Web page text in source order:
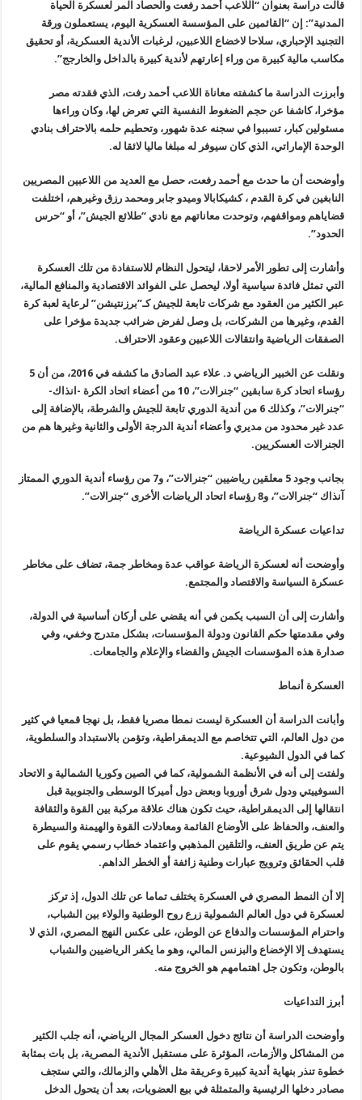
قالت دراسة بعنوان “اللاعب أحمد رفعت والحصاد المر لعسكرة الحياة
المدنية”: إن “القائمين على المؤسسة العسكرية اليوم، يستعملون ورقة
التجنيد الإحباري، سلاحا لاخضاع اللاعبين، لرغبات الأندية العسكرية، أو تحقيق
مكاسب مالية كبيرة من وراء إعارتهم لأندية كبيرة بالداخل والخارجج”.
وأبرزت الدراسة ما كشفته معاناة اللاعب أحمد رفت، الذي فقدته مصر
مؤخرا، كاشفا عن حجم الضغوط النفسية التي تعرض لها، وكان وراءها
مسئولين كبار، تسببوا في سجنه عدة شهور، وتحطيم حلمه بالاحتراف بنادي
الوحدة الإماراتي، الذي كان سيوفر له مبلغا ماليا لائقا له.
وأوضحت أن ما حدث مع أحمد رفعت، حصل مع العديد من اللاعبين المصريين
النابغين في كرة القدم ، كشيكابالا وميدو جابر ومحمد رزق وغيرهم، اختلفت
قضاياهم ومواقفهم، وتوحدت معاناتهم مع نادي “طلائع الجيش”، أو “حرس
الحدود”.
وأشارت إلى تطور الأمر لاحقا، ليتحول النظام للاستفادة من تلك العسكرة
التي تمثل فائدة سياسية أولا، ليحصل على الفوائد الاقتصادية والمنافع المالية،
عبر الكثير من العقود مع شركات تابعة للجيش كـ”برزنتيشن” لرعاية لعبة كرة
القدم، وغيرها من الشركات، بل وصل لفرض ضرائب جديدة مؤخرا على
الصفقات الرياضية وانتقالات اللاعبين وعقود الاحتراف.
ونقلت عن الخبير الرياضي د. علاء عبد الصادق ما كشفه في 2016، من أن 5
رؤساء اتحاد كرة سابقين “جنرالات”، 10 من أعضاء اتحاد الكرة -انذاك-
“جنرالات”، وكذلك 6 من أندية الدوري تابعة للجيش والشرطة، بالإضافة إلى
عدد غير محدود من مديري وأعضاء أندية الدرجة الأولى والثانية وغيرها هم من
الجنرالات العسكريين.
بجانب وجود 5 معلقين رياضيين “جنرالات”، و7 من رؤساء أندية الدوري الممتاز
آنذاك “جنرالات”، و8 رؤساء اتحاد الرياضات الأخرى “جنرالات”.
تداعيات عسكرة الرياضة
وأوضحت أنه لعسكرة الرياضة عواقب عدة ومخاطر جمة، تضاف على مخاطر
عسكرة السياسة والاقتصاد والمجتمع.
وأشارت إلى أن السبب يكمن في أنه يقضي على أركان أساسية في الدولة،
وفي مقدمتها حكم القانون ودولة المؤسسات، بشكل متدرج وخفي، وفي
صدارة هذه المؤسسات الجيش والقضاء والإعلام والجامعات.
العسكرة أنماط
وأبانت الدراسة أن العسكرة ليست نمطا مصريا فقط، بل نهجا قمعيا في كثير
من دول العالم، التي تتخاصم مع الديمقراطية، وتؤمن بالاستبداد والسلطوية،
كما في الدول الشيوعية.
ولفتت إلى أنه في الأنظمة الشمولية، كما في الصين وكوريا الشمالية و الاتحاد
السوفييتي ودول شرق أوروبا وبعض دول أميركا الوسطى والجنوبية قبل
انتقالها إلى الديمقراطية، حيث تكون هناك علاقة مركبة بين القوة والثقافة
والعنف، والحفاظ على الأوضاع القائمة ومعادلات القوة والهيمنة والسيطرة
يتم عن طريق العنف، والتلقين المذهبي واعتماد خطاب رسمي يقوم على
قلب الحقائق وترويج عبارات وطنية زائفة أو الخطر الداهم.
إلا أن النمط المصري في العسكرة يختلف تماما عن تلك الدول، إذ تركز
لعسكرة في دول العالم الشمولية زرع روح الوطنية والولاء بين الشباب،
واحترام المؤسسات والدفاع عن الوطن، على عكس النهج المصري، الذي لا
يستهدف إلا الإخضاع والبزنس المالي، وهو ما يكفر الرياضيين والشباب
بالوطن، وتكون جل اهتمامهم هو الخروج منه.
أبرز التداعيات
وأوضحت الدراسة أن نتائج دخول العسكر المجال الرياضي، أنه جلب الكثير
من المشاكل والأزمات، المؤثرة على مستقبل الأندية المصرية، بل بات بمثابة
خطوة تنذر بنهاية أندية كبيرة وعريقة مثل الأهلي والزمالك، والتي ستجف
مصادر دخلها الرئيسية والمتمثلة في بيع العضويات، بعد أن يتحول الدخل